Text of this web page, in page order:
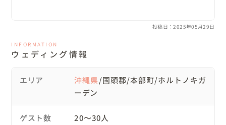
新郎様と娘さんはご一緒で、新婦様とご対面。
娘さん「ママ、お姫様みたいでかわいい💕」
恥ずかしがり屋の新郎様は照れながらも「キレイだね」
そんな姿を見て、幸せそうな表情の新婦様でした☺️
・ファミリーミート
ご家族同士も長い付き合いで、小さなころからおふたりを
希望していた、自分たちらしい、自分たちにしかできないアットホ
ームな結婚式を挙げることができました。本当に心から茜さんにお
願いして良かったなと思います。家族、友人からもすごく私たちら
しい素敵な結婚式だったよと言ってもらえたのがすごく嬉しかった
のを覚えています。それは紛れもなく、茜さん、携わっていただい
た！！
投稿日：2025年05月29日
INFORMATION
ウェディング情報
エリア 沖縄県/国頭郡/本部町/ホルトノキガ
ーデン
ゲスト数 20〜30人